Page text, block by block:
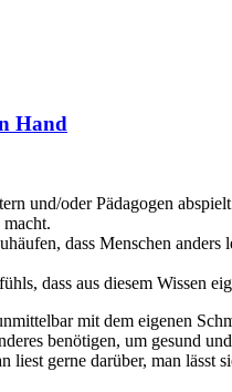
Hand
und/oder Pädagogen
dass Menschen
dass aus diesem Wissen
mit dem eigenen
benötigen, um gesund
gerne darüber, man